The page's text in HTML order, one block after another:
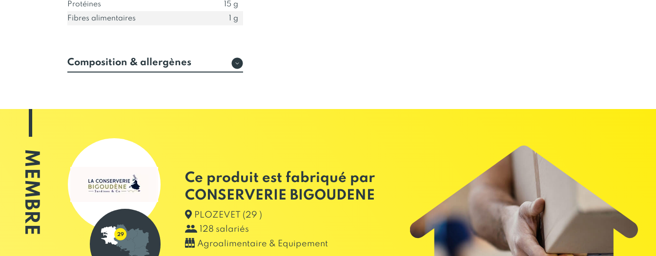
Protéines
15 g
Fibres alimentaires
1 g
Composition & allergènes
MEMBRE
Ce produit est fabriqué par
CONSERVERIE BIGOUDENE
PLOZEVET (29 )
128 salariés
Agroalimentaire & Equipement